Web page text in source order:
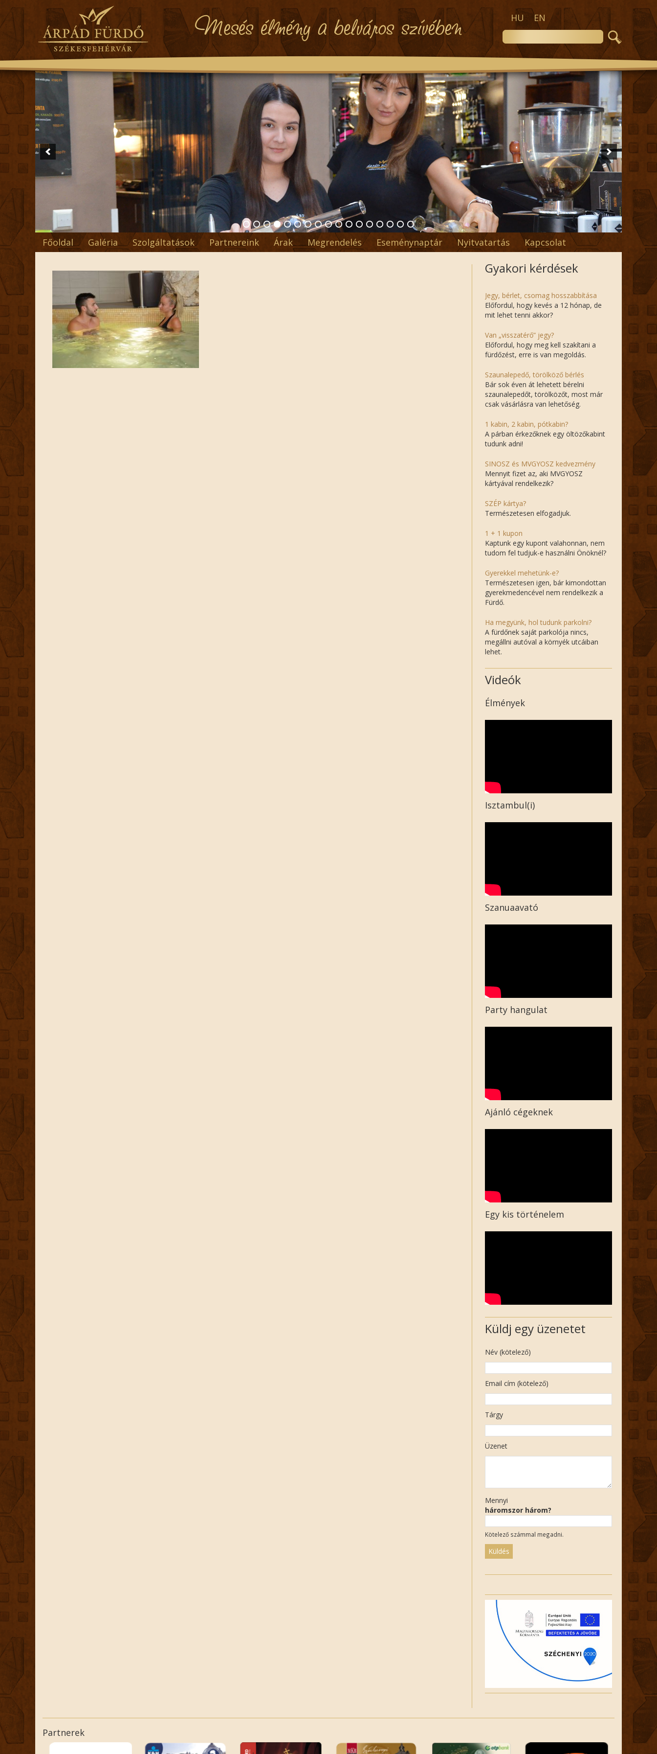
HU EN
Főoldal Galéria Szolgáltatások Partnereink Árak Megrendelés Eseménynaptár Nyitvatartás Kapcsolat
Gyakori kérdések
Jegy, bérlet, csomag hosszabbítása
Előfordul, hogy kevés a 12 hónap, de
mit lehet tenni akkor?
Van „visszatérő” jegy?
Előfordul, hogy meg kell szakítani a
fürdőzést, erre is van megoldás.
Szaunalepedő, törölköző bérlés
Bár sok éven át lehetett bérelni
szaunalepedőt, törölközőt, most már
csak vásárlásra van lehetőség.
1 kabin, 2 kabin, pótkabin?
A párban érkezőknek egy öltözőkabint
tudunk adni!
SINOSZ és MVGYOSZ kedvezmény
Mennyit fizet az, aki MVGYOSZ
kártyával rendelkezik?
SZÉP kártya?
Természetesen elfogadjuk.
1 + 1 kupon
Kaptunk egy kupont valahonnan, nem
tudom fel tudjuk-e használni Önöknél?
Gyerekkel mehetünk-e?
Természetesen igen, bár kimondottan
gyerekmedencével nem rendelkezik a
Fürdő.
Ha megyünk, hol tudunk parkolni?
A fürdőnek saját parkolója nincs,
megállni autóval a környék utcáiban
lehet.
Videók
Élmények
Isztambul(i)
Szanuaavató
Party hangulat
Ajánló cégeknek
Egy kis történelem
Küldj egy üzenetet
Név (kötelező)
Email cím (kötelező)
Tárgy
Üzenet
Mennyi
háromszor három?
Kötelező számmal megadni.
field
empty.
Partnerek